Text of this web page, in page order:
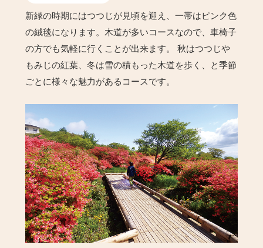
新緑の時期にはつつじが見頃を迎え、一帯はピンク色
の絨毯になります。木道が多いコースなので、車椅子
の方でも気軽に行くことが出来ます。 秋はつつじや
もみじの紅葉、冬は雪の積もった木道を歩く、と季節
ごとに様々な魅力があるコースです。